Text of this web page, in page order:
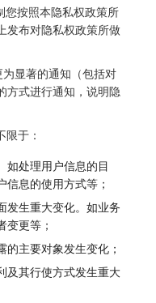
您按照本隐私权政策所
发布对隐私权政策所做
显著的通知（包括对
方式进行通知，说明隐
于：
如处理用户信息的目
信息的使用方式等；
发生重大变化。如业务
变更等；
的主要对象发生变化；
及其行使方式发生重大